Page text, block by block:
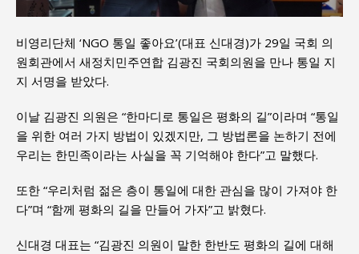
비영리단체 ‘NGO 통일 좋아요’(대표 신대경)가 29일 국회 의
원회관에서 새정치민주연합 김광진 국회의원을 만나 통일 지
지 서명을 받았다.
이날 김광진 의원은 “한마디로 통일은 평화의 길”이라며 “통일
을 위한 여러 가지 방법이 있겠지만, 그 방법론을 논하기 전에
우리는 한민족이라는 사실을 꼭 기억해야 한다”고 말했다.
또한 “우리처럼 젊은 층이 통일에 대한 관심을 많이 가져야 한
다”며 “함께 평화의 길을 만들어 가자”고 밝혔다.
신대경 대표는 “김광진 의원이 말한 한반도 평화의 길에 대해